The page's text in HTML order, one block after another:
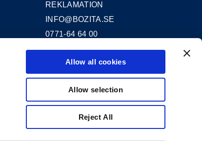
Allow all cookies
Allow selection
Reject All
REKLAMATION
INFO@BOZITA.SE
0771-64 64 00
PARTNER IN PET FOOD NORDICS AB
DOGGYVÄGEN 1
447 91 VÅRGÅRDA